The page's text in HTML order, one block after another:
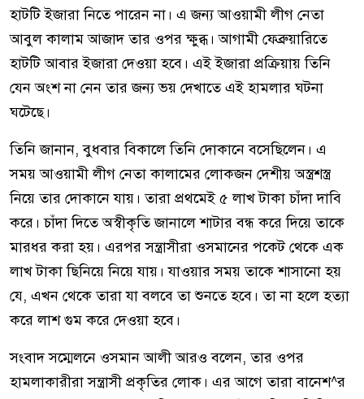
হাটটি ইজারা নিতে পারেন না। এ জন্য আওয়ামী লীগ নেতা
আবুল কালাম আজাদ তার ওপর ক্ষুব্ধ। আগামী ফেব্রুয়ারিতে
হাটটি আবার ইজারা দেওয়া হবে। এই ইজারা প্রক্রিয়ায় তিনি
যেন অংশ না নেন তার জন্য ভয় দেখাতে এই হামলার ঘটনা
ঘটেছে।
তিনি জানান, বুধবার বিকালে তিনি দোকানে বসেছিলেন। এ
সময় আওয়ামী লীগ নেতা কালামের লোকজন দেশীয় অস্ত্রশস্ত্র
নিয়ে তার দোকানে যায়। তারা প্রথমেই ৫ লাখ টাকা চাঁদা দাবি
করে। চাঁদা দিতে অস্বীকৃতি জানালে শাটার বন্ধ করে দিয়ে তাকে
মারধর করা হয়। এরপর সন্ত্রাসীরা ওসমানের পকেট থেকে এক
লাখ টাকা ছিনিয়ে নিয়ে যায়। যাওয়ার সময় তাকে শাসানো হয়
যে, এখন থেকে তারা যা বলবে তা শুনতে হবে। তা না হলে হত্যা
করে লাশ গুম করে দেওয়া হবে।
সংবাদ সম্মেলনে ওসমান আলী আরও বলেন, তার ওপর
হামলাকারীরা সন্ত্রাসী প্রকৃতির লোক। এর আগে তারা বানেশ^র